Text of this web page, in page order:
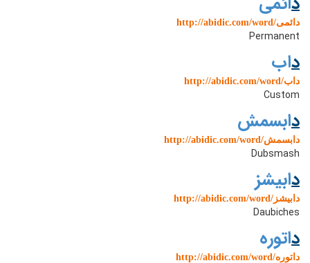
http://abidic.com/word/دائمی
Permanent
داب
http://abidic.com/word/داب
Custom
دابسمش
http://abidic.com/word/دابسمش
Dubsmash
دابیشز
http://abidic.com/word/دابیشز
Daubiches
داتوره
http://abidic.com/word/داتوره